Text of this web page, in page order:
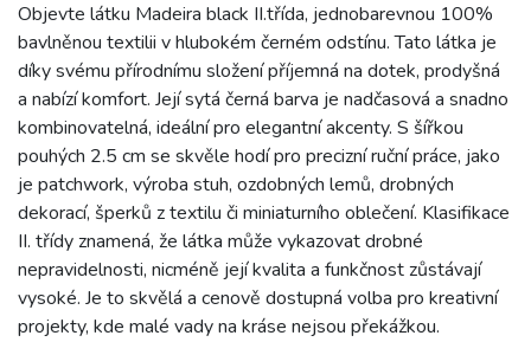
Objevte látku Madeira black II.třída, jednobarevnou 100%
bavlněnou textilii v hlubokém černém odstínu. Tato látka je
díky svému přírodnímu složení příjemná na dotek, prodyšná
a nabízí komfort. Její sytá černá barva je nadčasová a snadno
kombinovatelná, ideální pro elegantní akcenty. S šířkou
pouhých 2.5 cm se skvěle hodí pro precizní ruční práce, jako
je patchwork, výroba stuh, ozdobných lemů, drobných
dekorací, šperků z textilu či miniaturního oblečení. Klasifikace
II. třídy znamená, že látka může vykazovat drobné
nepravidelnosti, nicméně její kvalita a funkčnost zůstávají
vysoké. Je to skvělá a cenově dostupná volba pro kreativní
projekty, kde malé vady na kráse nejsou překážkou.